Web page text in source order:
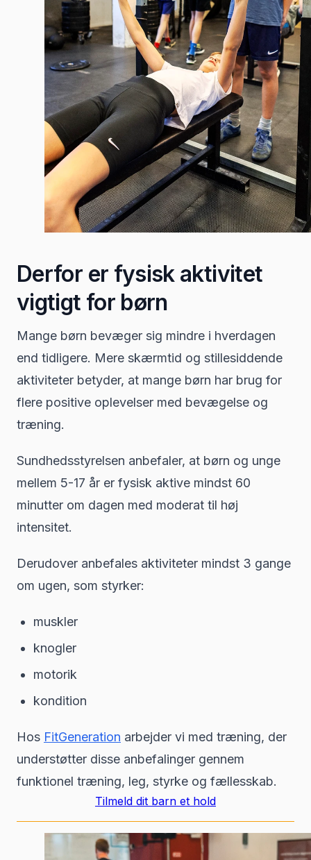
Derfor er fysisk aktivitet
vigtigt for børn
Mange børn bevæger sig mindre i hverdagen
end tidligere. Mere skærmtid og stillesiddende
aktiviteter betyder, at mange børn har brug for
flere positive oplevelser med bevægelse og
træning.
Sundhedsstyrelsen anbefaler, at børn og unge
mellem 5-17 år er fysisk aktive mindst 60
minutter om dagen med moderat til høj
intensitet.
Derudover anbefales aktiviteter mindst 3 gange
om ugen, som styrker:
muskler
knogler
motorik
kondition
Hos FitGeneration arbejder vi med træning, der
understøtter disse anbefalinger gennem
funktionel træning, leg, styrke og fællesskab.
Tilmeld dit barn et hold